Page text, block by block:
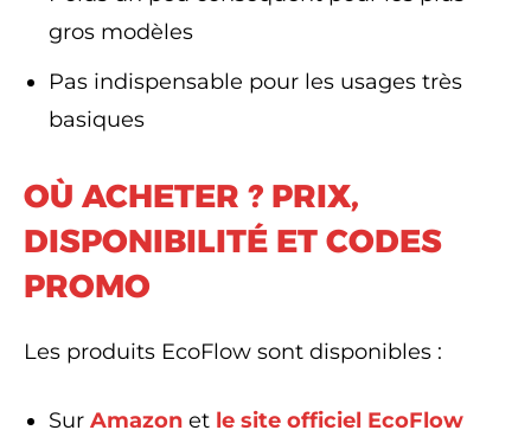
gros modèles
Pas indispensable pour les usages très
basiques
OÙ ACHETER ? PRIX,
DISPONIBILITÉ ET CODES
PROMO
Les produits EcoFlow sont disponibles :
Sur Amazon et le site officiel EcoFlow